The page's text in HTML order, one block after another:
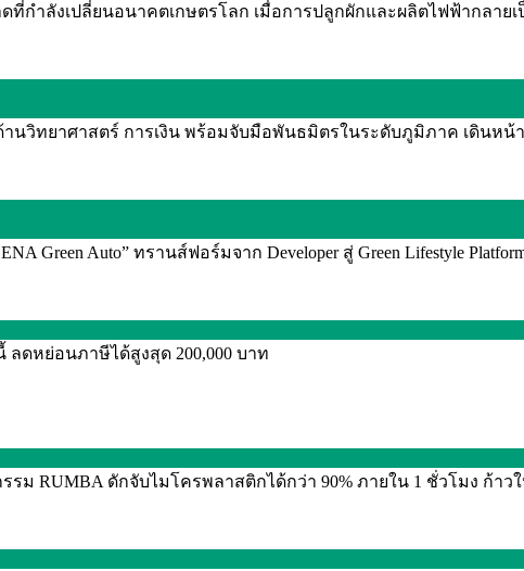
ดที่กำลังเปลี่ยนอนาคตเกษตรโลก เมื่อการปลูกผักและผลิตไฟฟ้ากลายเ
นวิทยาศาสตร์ การเงิน พร้อมจับมือพันธมิตรในระดับภูมิภาค เดินห
Green Auto” ทรานส์ฟอร์มจาก Developer สู่ Green Lifestyle
ลดหย่อนภาษีได้สูงสุด 200,000 บาท
ม RUMBA ดักจับไมโครพลาสติกได้กว่า 90% ภายใน 1 ชั่วโมง ก้าว